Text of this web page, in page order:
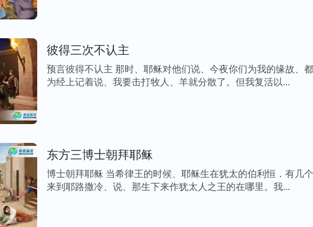
彼得三次不认主
预言彼得不认主 那时、耶稣对他们说、今夜你们为我的缘故、
为经上记着说、我要击打牧人、羊就分散了。但我复活以...
东方三博士朝拜耶稣
博士朝拜耶稣 当希律王的时候、耶稣生在犹太的伯利恒．有几
来到耶路撒冷、说、那生下来作犹太人之王的在哪里。我...